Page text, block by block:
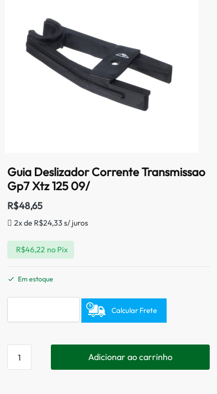
Guia Deslizador Corrente Transmissao
Gp7 Xtz 125 09/
R$48,65
2x de R$24,33 s/ juros
R$46,22 no Pix
Em estoque
Calcular Frete
Adicionar ao carrinho